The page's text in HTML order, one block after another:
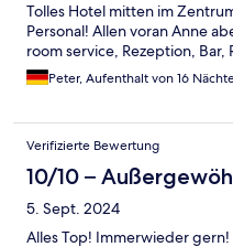
Tolles Hotel mitten im
Personal! Allen voran Anne
room service, Rezeption,
Peter, Aufenthalt von 16
Verifizierte Bewertung
10/10 –
5. Sept. 2024
Alles Top! Immerwieder gern!